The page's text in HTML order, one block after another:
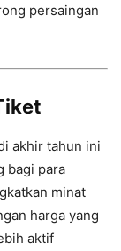
persaingan
akhir tahun ini
bagi para
minat
harga yang
aktif